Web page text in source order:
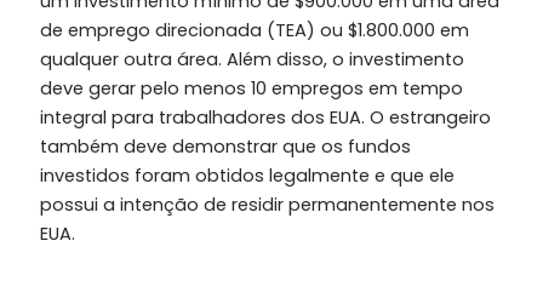
de emprego direcionada (TEA) ou $1.800.000 em
qualquer outra área. Além disso, o investimento
deve gerar pelo menos 10 empregos em tempo
integral para trabalhadores dos EUA. O estrangeiro
também deve demonstrar que os fundos
investidos foram obtidos legalmente e que ele
possui a intenção de residir permanentemente nos
EUA.